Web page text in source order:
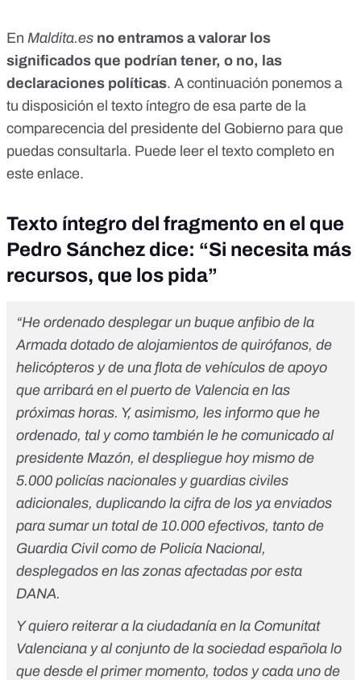
En Maldita.es no entramos a valorar los
significados que podrían tener, o no, las
declaraciones políticas. A continuación ponemos a
tu disposición el texto íntegro de esa parte de la
comparecencia del presidente del Gobierno para que
puedas consultarla. Puede leer el texto completo en
este enlace.
Texto íntegro del fragmento en el que
Pedro Sánchez dice: “Si necesita más
recursos, que los pida”
“He ordenado desplegar un buque anfibio de la
Armada dotado de alojamientos de quirófanos, de
helicópteros y de una flota de vehículos de apoyo
que arribará en el puerto de Valencia en las
próximas horas. Y, asimismo, les informo que he
ordenado, tal y como también le he comunicado al
presidente Mazón, el despliegue hoy mismo de
5.000 policías nacionales y guardias civiles
adicionales, duplicando la cifra de los ya enviados
para sumar un total de 10.000 efectivos, tanto de
Guardia Civil como de Policía Nacional,
desplegados en las zonas afectadas por esta
DANA.
Y quiero reiterar a la ciudadanía en la Comunitat
Valenciana y al conjunto de la sociedad española lo
que desde el primer momento, todos y cada uno de